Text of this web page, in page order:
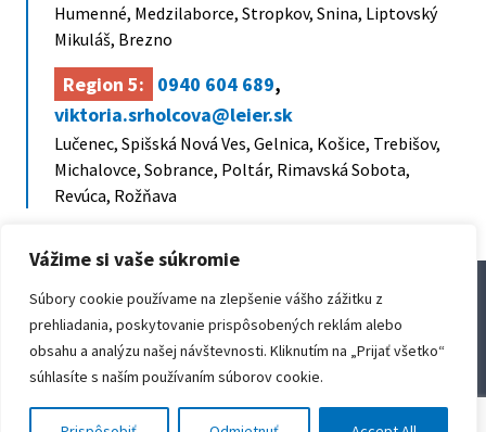
Vážime si vaše súkromie
Súbory cookie používame na zlepšenie vášho zážitku z
prehliadania, poskytovanie prispôsobených reklám alebo
obsahu a analýzu našej návštevnosti. Kliknutím na „Prijať všetko“
súhlasíte s naším používaním súborov cookie.
Humenné, Medzilaborce, Stropkov, Snina, Liptovský
Mikuláš, Brezno
Region 5: 0940 604 689,
viktoria.srholcova@leier.sk
Lučenec, Spišská Nová Ves, Gelnica, Košice, Trebišov,
Michalovce, Sobrance, Poltár, Rimavská Sobota,
Revúca, Rožňava
Leier International
Leier Baustoffe SK sro
Hungary